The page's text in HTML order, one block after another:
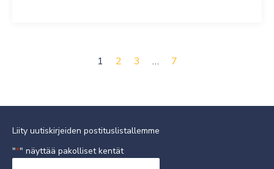
1 2 3 … 7
Liity uutiskirjeiden postituslistallemme
"*" näyttää pakolliset kentät